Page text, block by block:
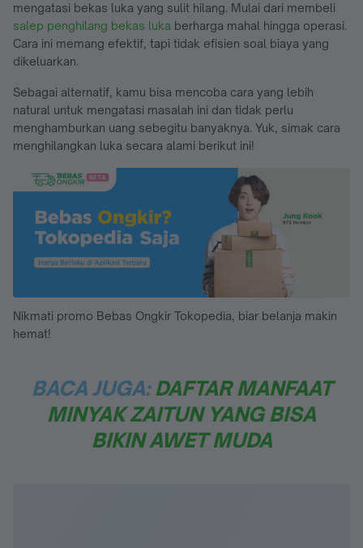
mengatasi bekas luka yang sulit hilang. Mulai dari membeli
salep penghilang bekas luka berharga mahal hingga operasi.
Cara ini memang efektif, tapi tidak efisien soal biaya yang
dikeluarkan.
Sebagai alternatif, kamu bisa mencoba cara yang lebih
natural untuk mengatasi masalah ini dan tidak perlu
menghamburkan uang sebegitu banyaknya. Yuk, simak cara
menghilangkan luka secara alami berikut ini!
Nikmati promo Bebas Ongkir Tokopedia, biar belanja makin
hemat!
BACA JUGA: DAFTAR MANFAAT
MINYAK ZAITUN YANG BISA
BIKIN AWET MUDA